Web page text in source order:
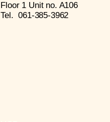
Floor 1 Unit no. A106
Tel. 061-385-3962